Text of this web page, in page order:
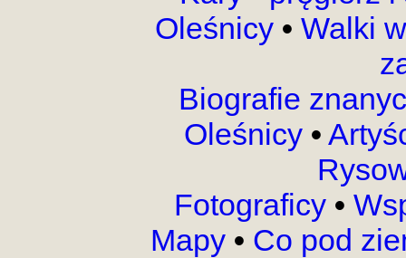
Oleśnicy • Walki
Biografie
Oleśnicy •
Fotograficy •
Mapy • Co pod